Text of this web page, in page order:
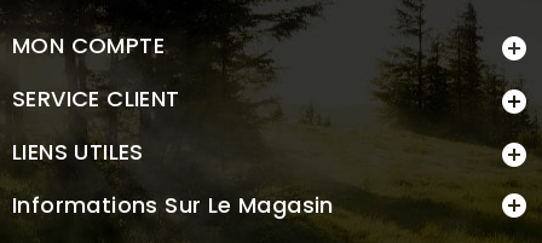
MON COMPTE 
SERVICE CLIENT 
LIENS UTILES 
Informations Sur Le Magasin 